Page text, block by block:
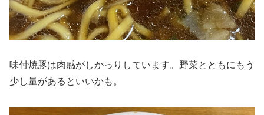
味付焼豚は肉感がしかっりしています。野菜とともにもう
少し量があるといいかも。